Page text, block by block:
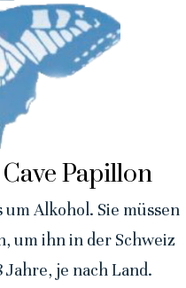
Papillon
Alkohol. Sie müssen
um ihn in der Schweiz
je nach Land.
Contient des sulfites
Ähnliche